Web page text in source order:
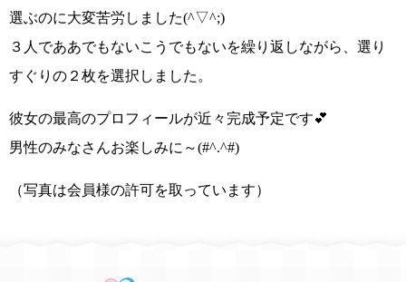
選ぶのに大変苦労しました(^▽^;)
３人でああでもないこうでもないを繰り返しながら、選り
すぐりの２枚を選択しました。
彼女の最高のプロフィールが近々完成予定です💕
男性のみなさんお楽しみに～(#^.^#)
（写真は会員様の許可を取っています）